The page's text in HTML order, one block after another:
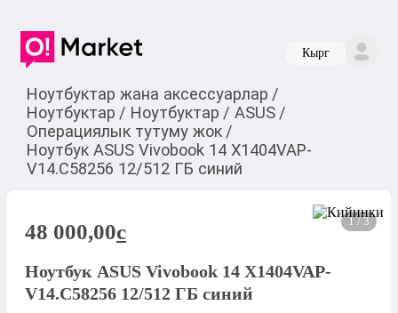
Кырг
Ноутбуктар жана аксессуарлар /
Ноутбуктар / Ноутбуктар / ASUS /
Операциялык тутуму жок /
Ноутбук ASUS Vivobook 14 X1404VAP-
V14.C58256 12/512 ГБ синий
1 / 3
48 000,00c
Ноутбук ASUS Vivobook 14 X1404VAP-
V14.C58256 12/512 ГБ синий